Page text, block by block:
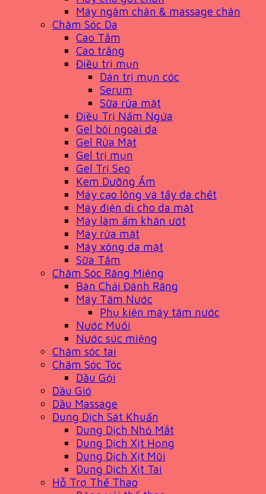
Máy ngâm chân & massage chân
Chăm Sóc Da
Cao Tắm
Cao trắng
Điều trị mụn
Dán trị mụn cóc
Serum
Sữa rửa mặt
Điều Trị Nấm Ngứa
Gel bôi ngoài da
Gel Rửa Mặt
Gel trị mụn
Gel Trị Sẹo
Kem Dưỡng Ẩm
Máy cạo lông và tẩy da chết
Máy điện di cho da mặt
Máy làm ấm khăn ướt
Máy rửa mặt
Máy xông da mặt
Sữa Tắm
Chăm Sóc Răng Miệng
Bàn Chải Đánh Răng
Máy Tăm Nước
Phụ kiện máy tăm nước
Nước Muối
Nước súc miệng
Chăm sóc tai
Chăm Sóc Tóc
Dầu Gội
Dầu Gió
Dầu Massage
Dung Dịch Sát Khuẩn
Dung Dịch Nhỏ Mắt
Dung Dịch Xịt Họng
Dung Dịch Xịt Mũi
Dung Dịch Xịt Tai
Hỗ Trợ Thể Thao